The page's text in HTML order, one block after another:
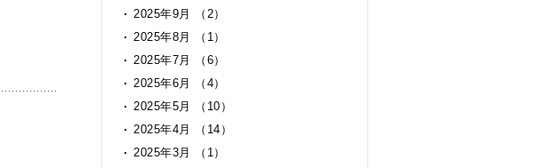
2025年9月 （2）
2025年8月 （1）
2025年7月 （6）
2025年6月 （4）
2025年5月 （10）
2025年4月 （14）
2025年3月 （1）